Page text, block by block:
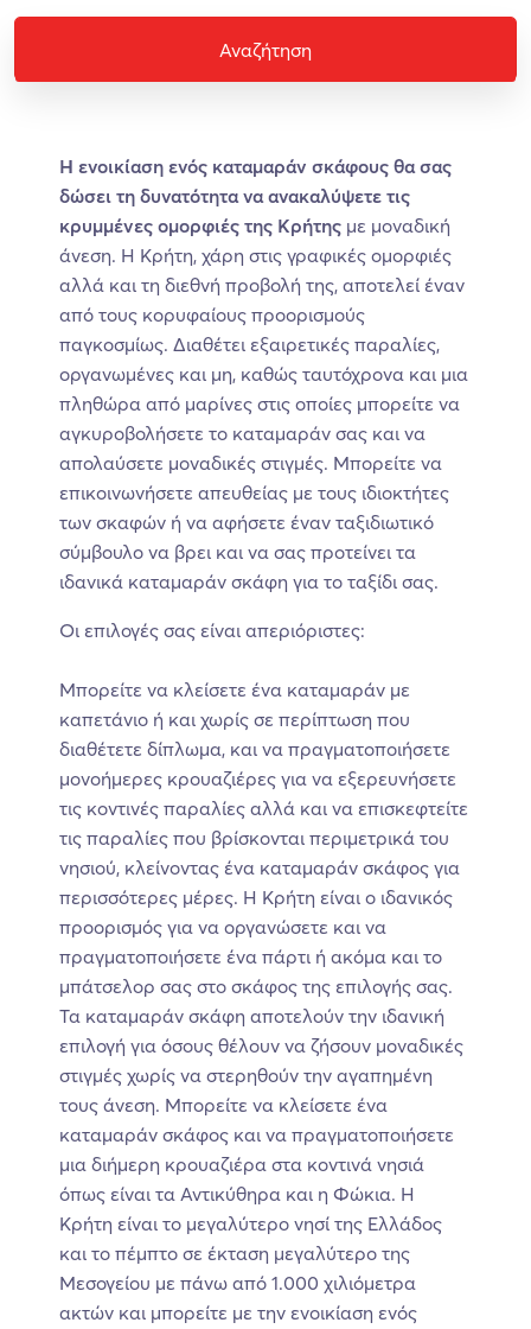
Αναζήτηση
Η ενοικίαση ενός καταμαράν σκάφους θα σας
δώσει τη δυνατότητα να ανακαλύψετε τις
κρυμμένες ομορφιές της Κρήτης με μοναδική
άνεση. Η Κρήτη, χάρη στις γραφικές ομορφιές
αλλά και τη διεθνή προβολή της, αποτελεί έναν
από τους κορυφαίους προορισμούς
παγκοσμίως. Διαθέτει εξαιρετικές παραλίες,
οργανωμένες και μη, καθώς ταυτόχρονα και μια
πληθώρα από μαρίνες στις οποίες μπορείτε να
αγκυροβολήσετε το καταμαράν σας και να
απολαύσετε μοναδικές στιγμές. Μπορείτε να
επικοινωνήσετε απευθείας με τους ιδιοκτήτες
των σκαφών ή να αφήσετε έναν ταξιδιωτικό
σύμβουλο να βρει και να σας προτείνει τα
ιδανικά καταμαράν σκάφη για το ταξίδι σας.
Οι επιλογές σας είναι απεριόριστες:
Μπορείτε να κλείσετε ένα καταμαράν με
καπετάνιο ή και χωρίς σε περίπτωση που
διαθέτετε δίπλωμα, και να πραγματοποιήσετε
μονοήμερες κρουαζιέρες για να εξερευνήσετε
τις κοντινές παραλίες αλλά και να επισκεφτείτε
τις παραλίες που βρίσκονται περιμετρικά του
νησιού, κλείνοντας ένα καταμαράν σκάφος για
περισσότερες μέρες. Η Κρήτη είναι ο ιδανικός
προορισμός για να οργανώσετε και να
πραγματοποιήσετε ένα πάρτι ή ακόμα και το
μπάτσελορ σας στο σκάφος της επιλογής σας.
Τα καταμαράν σκάφη αποτελούν την ιδανική
επιλογή για όσους θέλουν να ζήσουν μοναδικές
στιγμές χωρίς να στερηθούν την αγαπημένη
τους άνεση. Μπορείτε να κλείσετε ένα
καταμαράν σκάφος και να πραγματοποιήσετε
μια διήμερη κρουαζιέρα στα κοντινά νησιά
όπως είναι τα Αντικύθηρα και η Φώκια. Η
Κρήτη είναι το μεγαλύτερο νησί της Ελλάδος
και το πέμπτο σε έκταση μεγαλύτερο της
Μεσογείου με πάνω από 1.000 χιλιόμετρα
ακτών και μπορείτε με την ενοικίαση ενός